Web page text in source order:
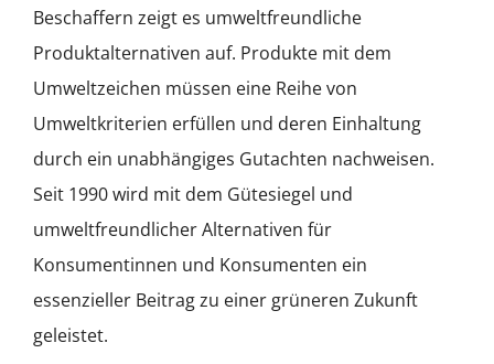
Beschaffern zeigt es umweltfreundliche
Produktalternativen auf. Produkte mit dem
Umweltzeichen müssen eine Reihe von
Umweltkriterien erfüllen und deren Einhaltung
durch ein unabhängiges Gutachten nachweisen.
Seit 1990 wird mit dem Gütesiegel und
umweltfreundlicher Alternativen für
Konsumentinnen und Konsumenten ein
essenzieller Beitrag zu einer grüneren Zukunft
geleistet.